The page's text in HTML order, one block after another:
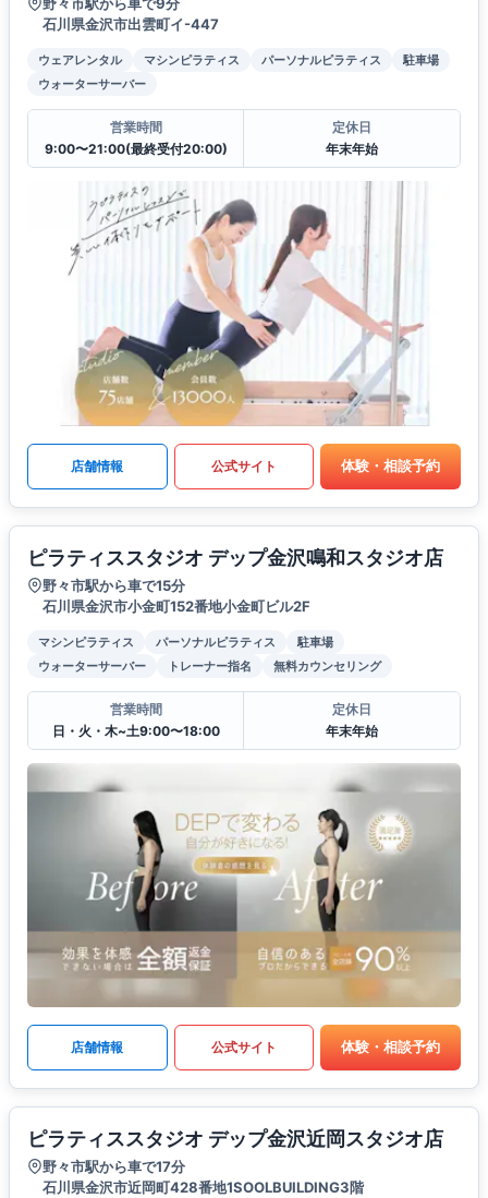
石川県金沢市出雲町イ-447
ウェアレンタル マシンピラティス パーソナルピラティス
駐車場
ウォーターサーバー
営業時間
9:00〜21:00(最終受付20:00)
定休日
年末年始
店舗情報 公式サイト 体験・相談予約
ピラティススタジオ デップ金沢鳴和スタジオ店
野々市駅から車で15分
石川県金沢市小金町152番地小金町ビル2F
マシンピラティス パーソナルピラティス
駐車場
ウォーターサーバー
トレーナー指名 無料カウンセリング
営業時間
日・火・木~土9:00〜18:00
定休日
年末年始
店舗情報 公式サイト 体験・相談予約
ピラティススタジオ デップ金沢近岡スタジオ店
野々市駅から車で17分
石川県金沢市近岡町428番地1SOOLBUILDING3階